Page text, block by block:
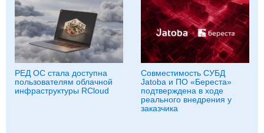
РЕД ОС стала доступна
пользователям облачной
инфраструктуры RCloud
Совместимость СУБД
Jatoba и ПО «Береста»
подтверждена в ходе
реального внедрения у
заказчика